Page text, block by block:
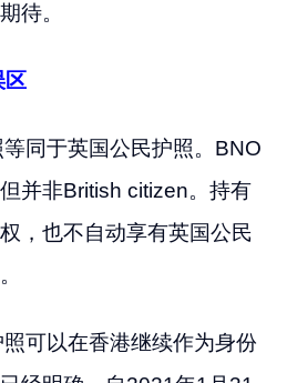
待。
区
同于英国公民护照。BNO
并非British citizen。持有
，也不自动享有英国公民
可以在香港继续作为身份